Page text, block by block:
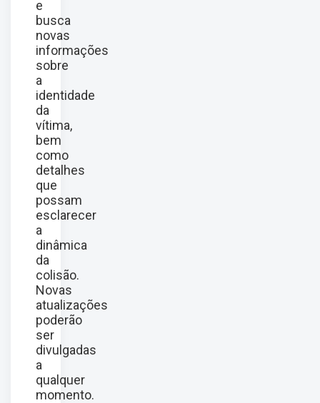
e
busca
novas
informações
sobre
a
identidade
da
vítima,
bem
como
detalhes
que
possam
esclarecer
a
dinâmica
da
colisão.
Novas
atualizações
poderão
ser
divulgadas
a
qualquer
momento.